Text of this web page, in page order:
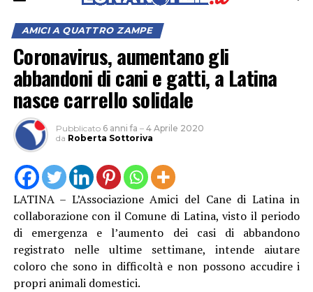
AMICI A QUATTRO ZAMPE
Coronavirus, aumentano gli
abbandoni di cani e gatti, a Latina
nasce carrello solidale
Pubblicato 6 anni fa – 4 Aprile 2020
da Roberta Sottoriva
LATINA – L’Associazione Amici del Cane di Latina in
collaborazione con il Comune di Latina, visto il periodo
di emergenza e l’aumento dei casi di abbandono
registrato nelle ultime settimane, intende aiutare
coloro che sono in difficoltà e non possono accudire i
propri animali domestici.